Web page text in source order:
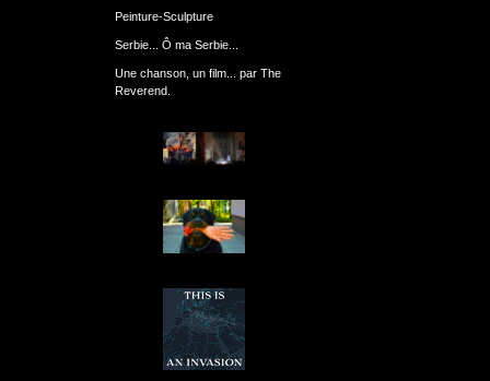
Peinture-Sculpture
Serbie... Ô ma Serbie...
Une chanson, un film... par The
Reverend.